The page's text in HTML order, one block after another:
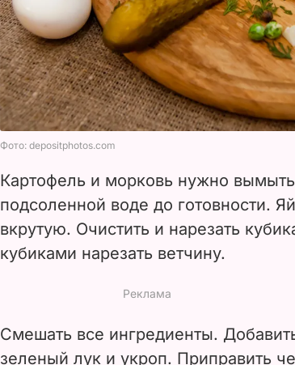
Картофель и морковь нужно
подсоленной воде до готовности.
вкрутую. Очистить и нарезать
кубиками нарезать ветчину.
Смешать все ингредиенты.
зеленый лук и укроп. Приправить